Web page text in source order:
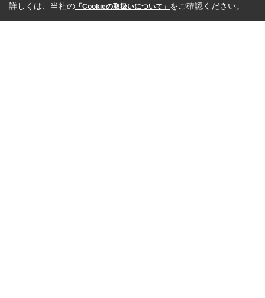
詳しくは、当社の 「Cookieの取扱いについて」 をご確認ください。